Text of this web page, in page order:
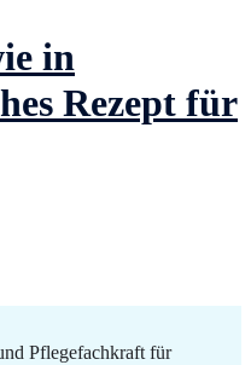
in
Rezept für
Pflegefachkraft für